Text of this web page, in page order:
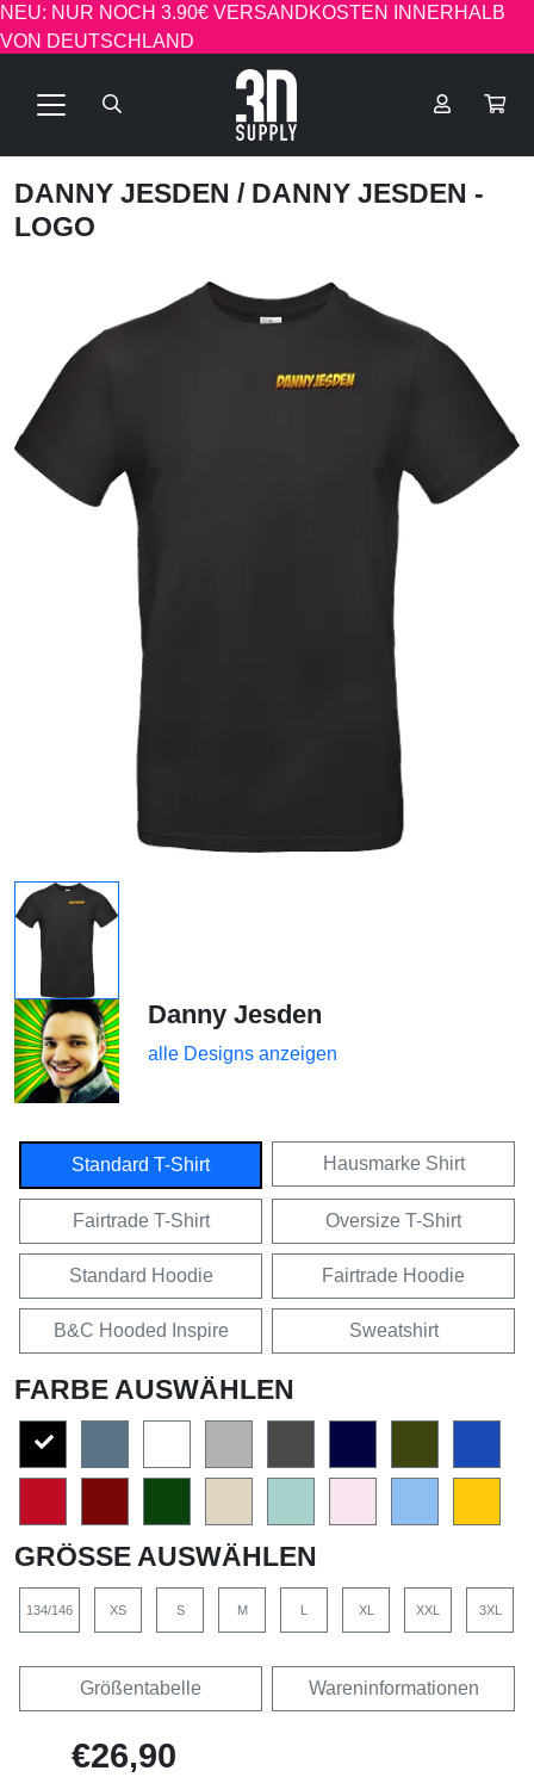
NEU: NUR NOCH 3.90€ VERSANDKOSTEN INNERHALB
VON DEUTSCHLAND
DANNY JESDEN / DANNY JESDEN -
LOGO
Danny Jesden
alle Designs anzeigen
Standard T-Shirt Hausmarke Shirt
Fairtrade T-Shirt Oversize T-Shirt
Standard Hoodie Fairtrade Hoodie
B&C Hooded Inspire Sweatshirt
FARBE AUSWÄHLEN
GRÖSSE AUSWÄHLEN
134/146 XS S M XL XXL 3XL
Größentabelle Wareninformationen
€26,90